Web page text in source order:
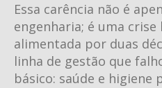
Essa carência não é
engenharia; é uma
alimentada por duas
linha de gestão que
básico: saúde e higiene